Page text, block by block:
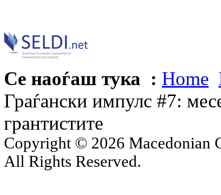
Се наоѓаш тука : Home
Граѓански импулс #7:
грантистите
Copyright © 2026 Macedonian
All Rights Reserved.